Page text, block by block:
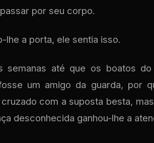
por seu corpo.
lhe a porta, ele sentia isso.
semanas até que os boatos
um amigo da guarda, por
com a suposta besta,
desconhecida ganhou-lhe a